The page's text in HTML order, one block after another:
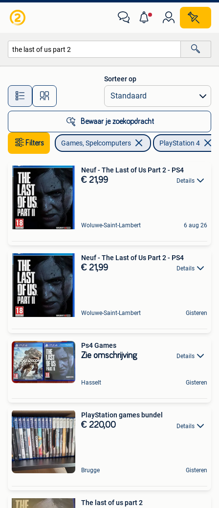
Alle afstanden…
Sorteer op
Bewaar je zoekopdracht
Filters Games, Spelcomputers PlayStation 4
Neuf - The Last of Us Part 2 - PS4
€ 21,99 Details
Woluwe-Saint-Lambert 6 aug 26
Neuf - The Last of Us Part 2 - PS4
€ 21,99 Details
Woluwe-Saint-Lambert Gisteren
Ps4 Games
Zie omschrijving Details
Hasselt Gisteren
PlayStation games bundel
€ 220,00 Details
Brugge Gisteren
The last of us part 2